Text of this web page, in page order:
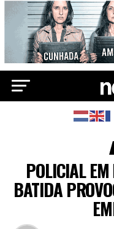
POLICIAL EM
BATIDA